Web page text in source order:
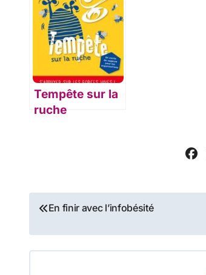
Tempête sur la
ruche
Navigation
de
l’article
En finir avec l’infobésité